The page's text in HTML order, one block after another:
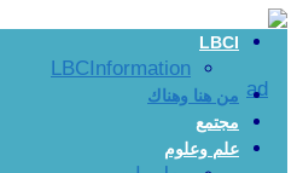
LBCI
LBCInformation
من هنا وهناك
مجتمع
علم وعلوم